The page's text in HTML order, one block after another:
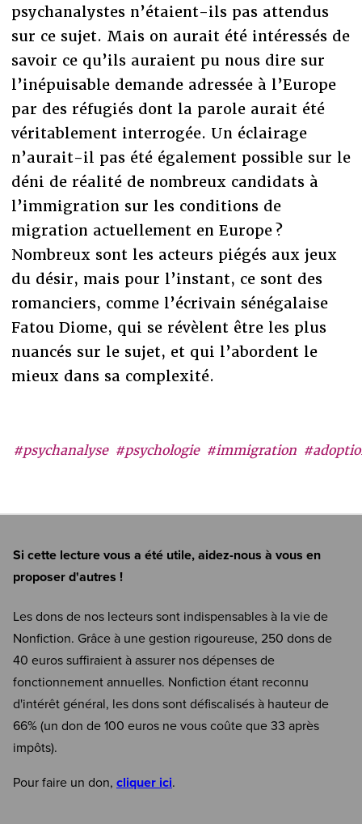
#psychanalyse #psychologie #immigration
psychanalystes n’étaient-ils pas attendus
sur ce sujet. Mais on aurait été intéressés de
savoir ce qu’ils auraient pu nous dire sur
l’inépuisable demande adressée à l’Europe
par des réfugiés dont la parole aurait été
véritablement interrogée. Un éclairage
n’aurait-il pas été également possible sur le
déni de réalité de nombreux candidats à
l’immigration sur les conditions de
migration actuellement en Europe ?
Nombreux sont les acteurs piégés aux jeux
du désir, mais pour l’instant, ce sont des
romanciers, comme l’écrivain sénégalaise
Fatou Diome, qui se révèlent être les plus
nuancés sur le sujet, et qui l’abordent le
mieux dans sa complexité.
Si cette lecture vous a été utile, aidez-nous à vous en
proposer d'autres !
Les dons de nos lecteurs sont indispensables à la vie de
Nonfiction. Grâce à une gestion rigoureuse, 250 dons de
40 euros suffiraient à assurer nos dépenses de
fonctionnement annuelles. Nonfiction étant reconnu
d'intérêt général, les dons sont défiscalisés à hauteur de
66% (un don de 100 euros ne vous coûte que 33 après
impôts).
Pour faire un don, cliquer ici.